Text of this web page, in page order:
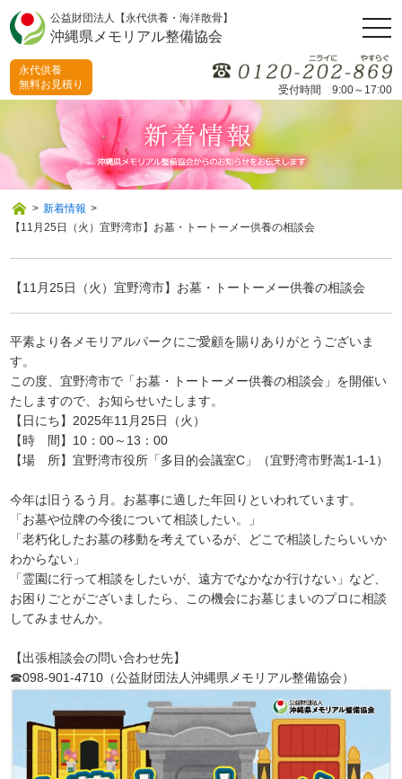
公益財団法人【永代供養・海洋散骨】
沖縄県メモリアル整備協会
受付時間 9:00～17:00
永代供養
無料お見積り
> 新着情報 >
【11月25日（火）宜野湾市】お墓・トートーメー供養の相談会
【11月25日（火）宜野湾市】お墓・トートーメー供養の相談会
平素より各メモリアルパークにご愛顧を賜りありがとうございま
す。
この度、宜野湾市で「お墓・トートーメー供養の相談会」を開催い
たしますので、お知らせいたします。
【日にち】2025年11月25日（火）
【時 間】10：00～13：00
【場 所】宜野湾市役所「多目的会議室C」（宜野湾市野嵩1-1-1）
今年は旧うるう月。お墓事に適した年回りといわれています。
「お墓や位牌の今後について相談したい。」
「老朽化したお墓の移動を考えているが、どこで相談したらいいか
わからない」
「霊園に行って相談をしたいが、遠方でなかなか行けない」など、
お困りごとがございましたら、この機会にお墓じまいのプロに相談
してみませんか。
【出張相談会の問い合わせ先】
☎098-901-4710（公益財団法人沖縄県メモリアル整備協会）